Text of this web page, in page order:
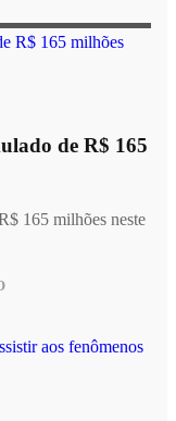
de R$ 165
165 milhões neste